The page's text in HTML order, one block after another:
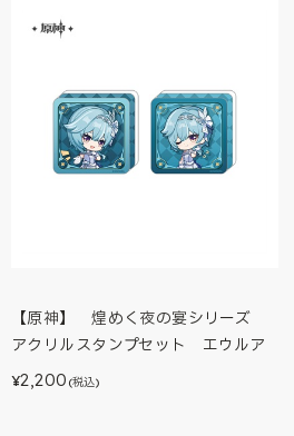
【原神】 煌めく夜の宴シリーズ
アクリルスタンプセット エウルア
¥2,200 (税込)